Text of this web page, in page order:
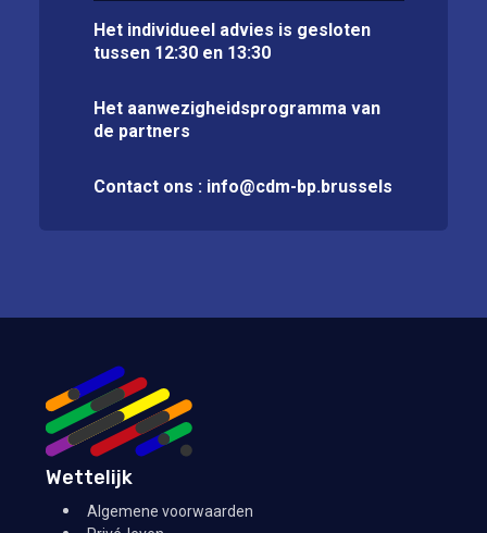
Het individueel advies is gesloten
tussen 12:30 en 13:30
Het aanwezigheidsprogramma van
de partners
Contact ons : info@cdm-bp.brussels
Wettelijk
Algemene voorwaarden